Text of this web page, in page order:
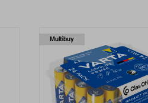
Multibuy